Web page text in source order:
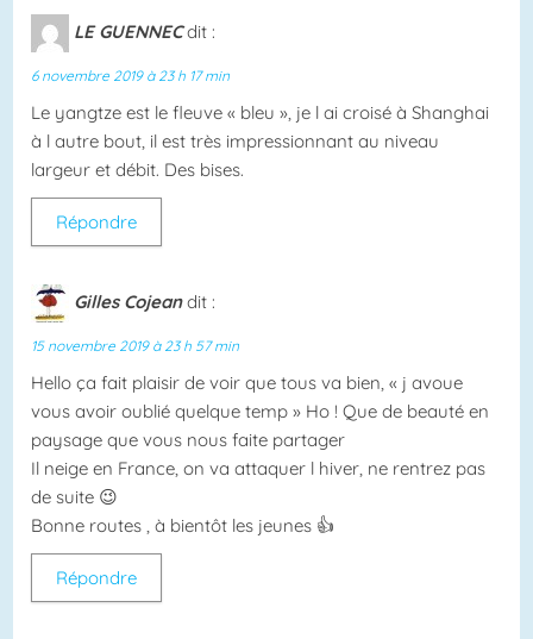
LE GUENNEC dit :
6 novembre 2019 à 23 h 17 min
Le yangtze est le fleuve « bleu », je l ai croisé à Shanghai
à l autre bout, il est très impressionnant au niveau
largeur et débit. Des bises.
Répondre
Gilles Cojean dit :
15 novembre 2019 à 23 h 57 min
Hello ça fait plaisir de voir que tous va bien, « j avoue
vous avoir oublié quelque temp » Ho ! Que de beauté en
paysage que vous nous faite partager
Il neige en France, on va attaquer l hiver, ne rentrez pas
de suite 😉
Bonne routes , à bientôt les jeunes 👍
Répondre